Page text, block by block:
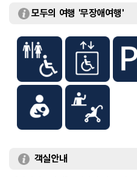
모두의 여행 '무장애여행'
객실안내